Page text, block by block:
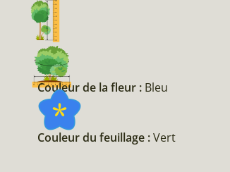
Couleur de la fleur : Bleu
Couleur du feuillage :Vert